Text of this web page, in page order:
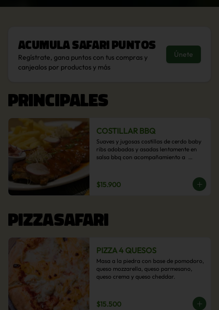
AcumulaSafari Puntos
Regístrate, gana puntos con tus compras y
canjealos por productos y más
Únete
PRINCIPALES
COSTILLAR BBQ
Suaves y jugosas costillas de cerdo baby
ribs adobadas y asadas lentamente en
salsa bbq con acompañamiento a
salteadas, Papas parmentier, Papas
fritas, Arroz blanco.
$15.900
PIZZASAFARI
PIZZA 4 QUESOS
Masa a la piedra con base de pomodoro,
queso mozzarella, queso parmesano,
queso crema y queso cheddar.
$15.500